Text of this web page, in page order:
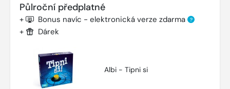
Půlroční předplatné
+ Bonus navíc - elektronická verze zdarma ?
+ Dárek
Albi - Tipni si